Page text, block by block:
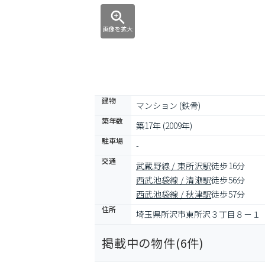
画像を拡大
建物 マンション (鉄骨)
築年数 築17年 (2009年)
駐車場 -
交通 武蔵野線 / 東所沢駅徒歩16分
西武池袋線 / 清瀬駅徒歩56分
西武池袋線 / 秋津駅徒歩57分
住所 埼玉県所沢市東所沢３丁目８－１
掲載中の物件(6件)